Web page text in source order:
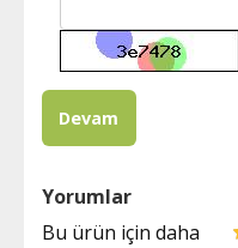
Yorumlar
Bu ürün için daha